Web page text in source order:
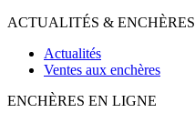
ACTUALITÉS & ENCHÈRES
Actualités
Ventes aux enchères
ENCHÈRES EN LIGNE